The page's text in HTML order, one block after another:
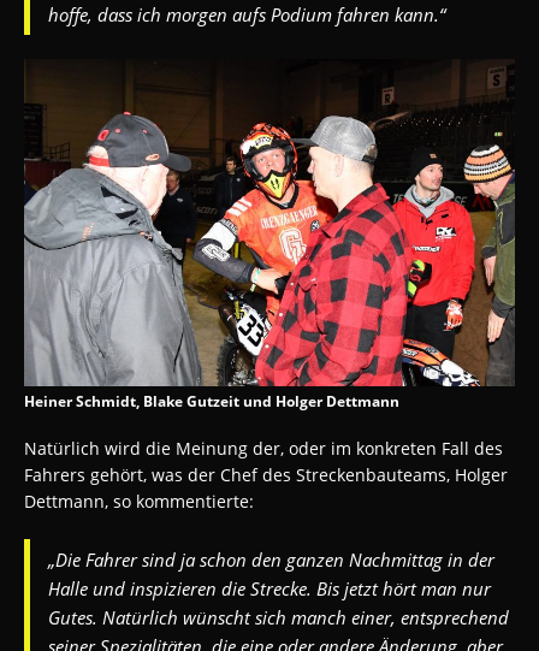
hoffe, dass ich morgen aufs Podium fahren kann.“
Heiner Schmidt, Blake Gutzeit und Holger Dettmann
Natürlich wird die Meinung der, oder im konkreten Fall des
Fahrers gehört, was der Chef des Streckenbauteams, Holger
Dettmann, so kommentierte:
„Die Fahrer sind ja schon den ganzen Nachmittag in der
Halle und inspizieren die Strecke. Bis jetzt hört man nur
Gutes. Natürlich wünscht sich manch einer, entsprechend